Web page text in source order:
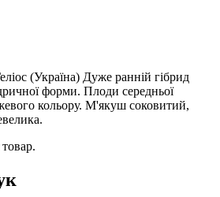
(Україна) Дуже ранній гібрид
форми. Плоди середньої
кольору. М'якуш соковитий,